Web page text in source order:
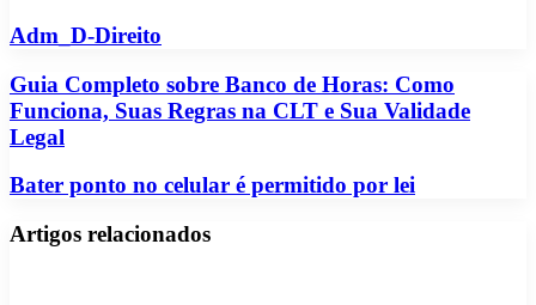
Adm_D-Direito
Guia
Completo
sobre
Banco
Horas:
Funciona,
Guia Completo sobre Banco de Horas: Como
Funciona, Suas Regras na CLT e Sua Validade
Legal
Bater
no
celular
Bater ponto no celular é permitido por lei
Artigos relacionados